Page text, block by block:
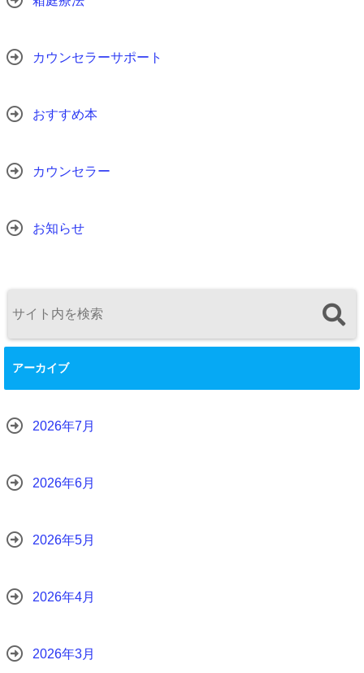
カウンセラーサポート
おすすめ本
カウンセラー
お知らせ
アーカイブ
2026年7月
2026年6月
2026年5月
2026年4月
2026年3月